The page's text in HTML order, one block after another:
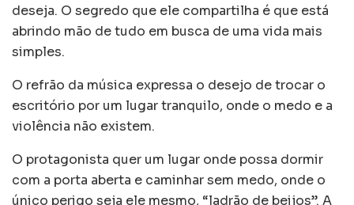
deseja. O segredo que ele compartilha é que está
abrindo mão de tudo em busca de uma vida mais
simples.
O refrão da música expressa o desejo de trocar o
escritório por um lugar tranquilo, onde o medo e a
violência não existem.
O protagonista quer um lugar onde possa dormir
com a porta aberta e caminhar sem medo, onde o
único perigo seja ele mesmo, “ladrão de beijos”. A